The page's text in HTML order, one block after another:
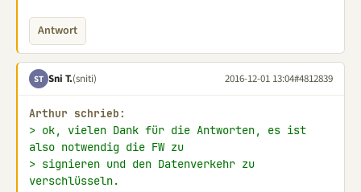
Antwort
ST Sni T.(sniti) 2016-12-01 13:04#4812839
Arthur schrieb:
> ok, vielen Dank für die Antworten, es ist
also notwendig die FW zu
> signieren und den Datenverkehr zu
verschlüsseln.